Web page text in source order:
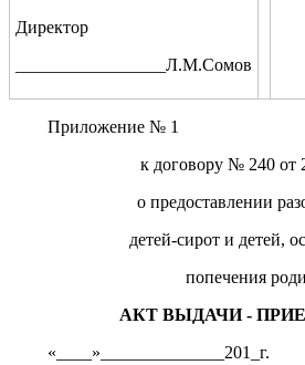
Директор
_________________Л.М.Сомов
Приложение № 1
к договору № 240 от
о предоставлении
детей-сирот и детей,
попечения
АКТ ВЫДАЧИ -
«____»______________201_г.